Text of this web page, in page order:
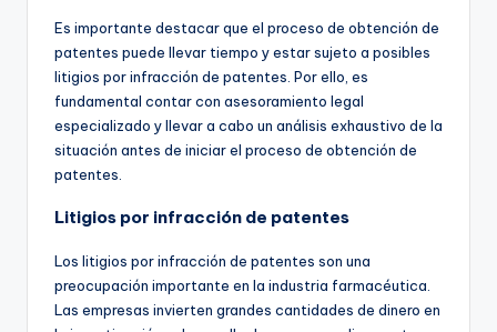
Es importante destacar que el proceso de obtención de
patentes puede llevar tiempo y estar sujeto a posibles
litigios por infracción de patentes. Por ello, es
fundamental contar con asesoramiento legal
especializado y llevar a cabo un análisis exhaustivo de la
situación antes de iniciar el proceso de obtención de
patentes.
Litigios por infracción de patentes
Los litigios por infracción de patentes son una
preocupación importante en la industria farmacéutica.
Las empresas invierten grandes cantidades de dinero en